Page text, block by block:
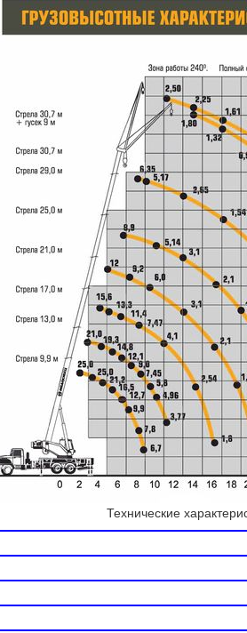
Технические